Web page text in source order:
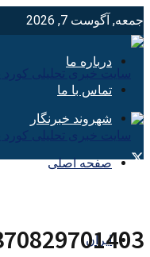
جمعه, آگوست 7, 2026
درباره ما
تماس با ما
شهروند خبرنگار
صفحه اصلی
ایران